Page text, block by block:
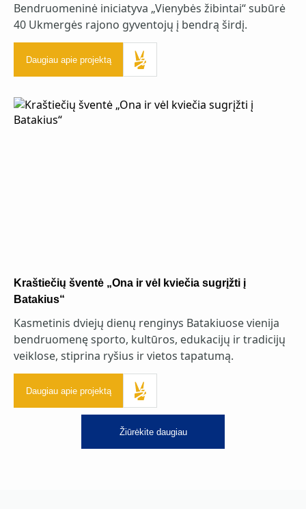
Bendruomeninė iniciatyva „Vienybės žibintai“ subūrė
40 Ukmergės rajono gyventojų į bendrą širdį.
Daugiau apie projektą
Kraštiečių šventė „Ona ir vėl kviečia sugrįžti į
Batakius“
Kasmetinis dviejų dienų renginys Batakiuose vienija
bendruomenę sporto, kultūros, edukacijų ir tradicijų
veiklose, stiprina ryšius ir vietos tapatumą.
Daugiau apie projektą
Žiūrėkite daugiau